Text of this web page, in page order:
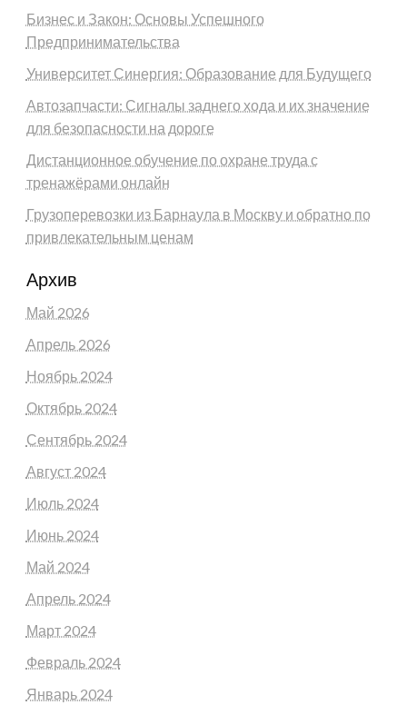
Бизнес и Закон: Основы Успешного
Предпринимательства
Университет Синергия: Образование для Будущего
Автозапчасти: Сигналы заднего хода и их значение
для безопасности на дороге
Дистанционное обучение по охране труда с
тренажёрами онлайн
Грузоперевозки из Барнаула в Москву и обратно по
привлекательным ценам
Архив
Май 2026
Апрель 2026
Ноябрь 2024
Октябрь 2024
Сентябрь 2024
Август 2024
Июль 2024
Июнь 2024
Май 2024
Апрель 2024
Март 2024
Февраль 2024
Январь 2024